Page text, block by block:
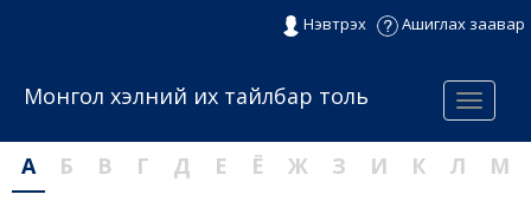
Нэвтрэх Ашиглах заавар
Menu
Монгол хэлний их тайлбар толь
А Б В Г Д Е Ё Ж З И К Л
М